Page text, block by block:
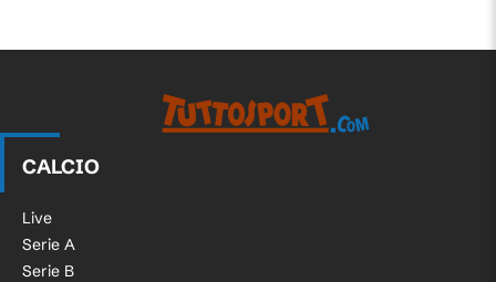
CALCIO
Live
Serie A
Serie B